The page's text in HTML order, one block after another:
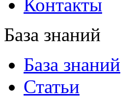
Контакты
База знаний
База знаний
Статьи